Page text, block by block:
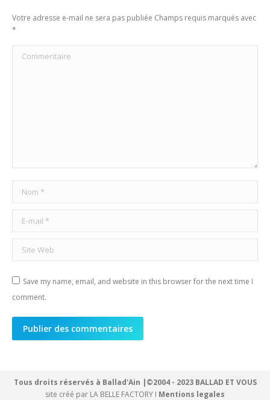
Votre adresse e-mail ne sera pas publiée Champs requis marqués avec
*
Commentaire
Nom *
E-mail *
Site Web
Save my name, email, and website in this browser for the next time I
comment.
Publier des commentaires
Tous droits réservés à Ballad'Ain |©2004 - 2023 BALLAD ET VOUS
site créé par LA BELLE FACTORY I Mentions legales